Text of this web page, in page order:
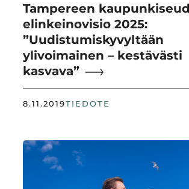
Tampereen
elinkeinovisio 2025:
”Uudistumiskyvyltään
ylivoimainen – kestävästi
kasvava”
8.11.2019TIEDOTE